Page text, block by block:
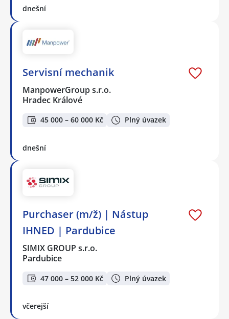
dnešní
Servisní mechanik
ManpowerGroup s.r.o.
Hradec Králové
45 000 – 60 000 Kč Plný úvazek
dnešní
Purchaser (m/ž) | Nástup
IHNED | Pardubice
SIMIX GROUP s.r.o.
Pardubice
47 000 – 52 000 Kč Plný úvazek
včerejší